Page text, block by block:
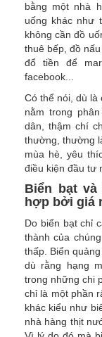
bằng một nhà
uống khác như
không cần đồ
thuê bếp, đồ
đổ tiền để
facebook...
Có thể nói, dù là
nằm trong
dân, thậm chí
thường, thường
mùa hè, yêu
điều kiện đầu tư
Biển bạt
hợp bởi giá
Do biển bạt chỉ
thành của
thấp. Biển
dù rằng hạng
trong những chi
chỉ là một phần
khác kiểu như
nhà hàng thịt